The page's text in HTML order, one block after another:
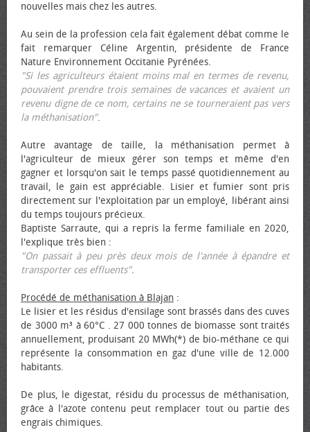
nouvelles mais chez les autres.
Au sein de la profession cela fait également débat comme le
fait remarquer Céline Argentin, présidente de France
Nature Environnement Occitanie Pyrénées.
"Si les agriculteurs étaient moins mal en termes de revenu,
pouvaient prendre trois semaines de vacances et avaient un
revenu digne de ce nom, certains ne se tourneraient pas vers
la méthanisation".
Autre avantage de taille, la méthanisation permet à
l'agriculteur de mieux gérer son temps et même d'en
gagner et lorsqu'on sait le temps passé quotidiennement au
travail, le gain est appréciable. Lisier et fumier sont pris
directement sur l'exploitation par un employé, libérant ainsi
du temps toujours précieux.
Baptiste Sarraute, qui a repris la ferme familiale en 2020,
l'explique très bien :
"On passait à peu près deux mois de l'année à épandre et
transporter ces effluents".
Procédé de méthanisation à Blajan :
Le lisier et les résidus d'ensilage sont brassés dans des cuves
de 3000 m³ à 60°C . 27 000 tonnes de biomasse sont traités
annuellement, produisant 20 MWh(*) de bio-méthane ce qui
représente la consommation en gaz d'une ville de 12.000
habitants.
De plus, le digestat, résidu du processus de méthanisation,
grâce à l'azote contenu peut remplacer tout ou partie des
engrais chimiques.